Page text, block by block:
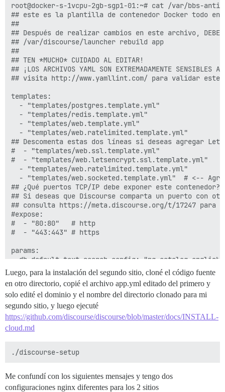
root@docker-s-1vcpu-2gb-sgp1-01:~# cat /var/bbs-
## este es la plantilla de contenedor Docker todo en
##
## Después de realizar cambios en este archivo,
## /var/discourse/launcher rebuild app
##
## TEN *MUCHO* CUIDADO AL EDITAR!
## ¡LOS ARCHIVOS YAML SON EXTREMADAMENTE SENSIBLES
## visita http://www.yamllint.com/ para validar este
templates:
  - "templates/postgres.template.yml"
  - "templates/redis.template.yml"
  - "templates/web.template.yml"
  - "templates/web.ratelimited.template.yml"
## Descomenta estas dos líneas si deseas agregar
#  - "templates/web.ssl.template.yml"
#  - "templates/web.letsencrypt.ssl.template.yml"
  - "templates/web.ratelimited.template.yml"
- "templates/web.socketed.template.yml"  # <--
## ¿Qué puertos TCP/IP debe exponer este contenedor?
## Si deseas que Discourse comparta un puerto con
## consulta https://meta.discourse.org/t/17247 para
#expose:
#  - "80:80"   # http
#  - "443:443" # https
params:
  db_default_text_search_config: "pg_catalog.english"
## Establece db_shared_buffers a un máximo del 25%
## se establecerá automáticamente por bootstrap
  db_shared_buffers: "256MB"
## puede mejorar el rendimiento de ordenamiento,
  #db_work_mem: "40MB"
  #version: tests-passed
  LANG: en_US.UTF-8
  # DISCOURSE_DEFAULT_LOCALE: en
Luego, para la instalación del segundo sitio, cloné el código fuente
en otro directorio, copié el archivo app.yml editado del primero y
solo edité el dominio y el nombre del directorio clonado para mi
segundo sitio, y luego ejecuté
https://github.com/discourse/discourse/blob/master/docs/INSTALL-
cloud.md
Me confundí con los siguientes mensajes y tengo dos
configuraciones nginx diferentes para los 2 sitios